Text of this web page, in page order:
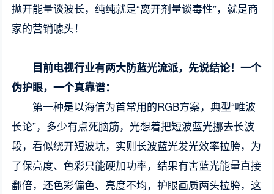
抛开能量谈波长，纯纯就是“离开剂量谈毒性”，就是商
家的营销噱头！
目前电视行业有两大防蓝光流派，先说结论！一个
伪护眼，一个真靠谱：
第一种是以海信为首常用的RGB方案，典型“唯波
长论”，多少有点死脑筋，光想着把短波蓝光挪去长波
段，看似绕开短波坑，实则长波蓝光发光效率拉胯，为
了保亮度、色彩只能硬加功率，结果有害蓝光能量直接
翻倍，还色彩偏色、亮度不均，护眼画质两头拉胯，这